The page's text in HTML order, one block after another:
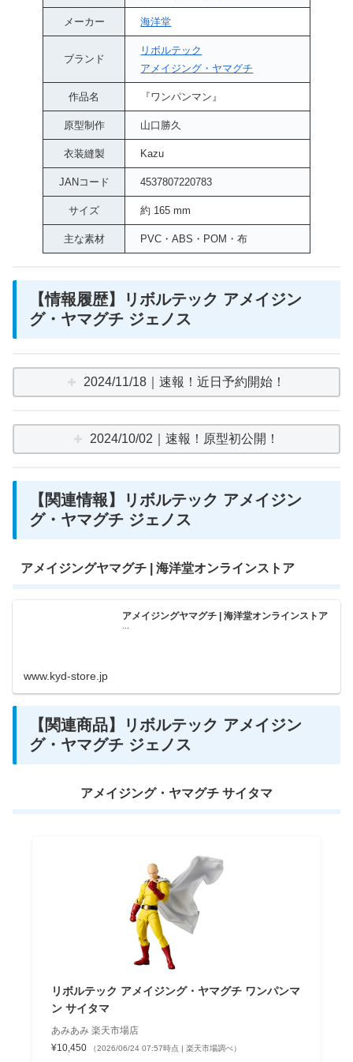
メーカー 海洋堂
ブランド
リボルテック
アメイジング・ヤマグチ
作品名 『ワンパンマン』
原型制作 山口勝久
衣装縫製 Kazu
JANコード 4537807220783
サイズ 約 165 mm
主な素材 PVC・ABS・POM・布
【情報履歴】リボルテック アメイジン
グ・ヤマグチ ジェノス
2024/11/18｜速報！近日予約開始！
2024/10/02｜速報！原型初公開！
【関連情報】リボルテック アメイジン
グ・ヤマグチ ジェノス
アメイジングヤマグチ | 海洋堂オンラインストア
アメイジングヤマグチ | 海洋堂オンラインストア
www.kyd-store.jp
【関連商品】リボルテック アメイジン
グ・ヤマグチ ジェノス
アメイジング・ヤマグチ サイタマ
リボルテック アメイジング・ヤマグチ ワンパンマ
ン サイタマ
あみあみ 楽天市場店
¥10,450
（2026/06/24 07:57時点 | 楽天市場調べ）